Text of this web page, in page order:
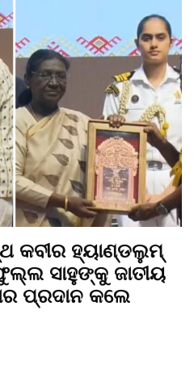
କବୀର ହ୍ୟାଣ୍ଡଲୁମ୍
ସାହୁଙ୍କୁ ଜାତୀୟ
ପ୍ରଦାନ କଲେ